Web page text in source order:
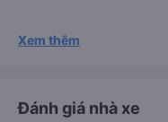
Xem thêm
Đánh giá nhà xe